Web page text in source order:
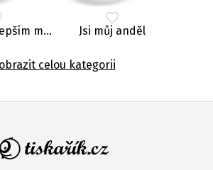
Děláš svět lepším místem Jsi můj anděl
celou kategorii